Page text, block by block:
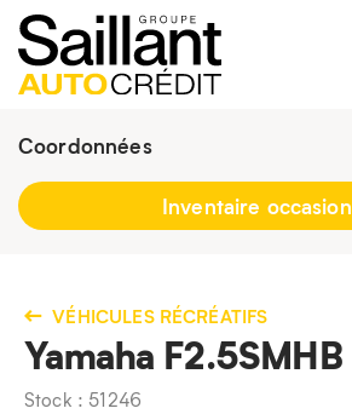
Coordonnées
Fermé : jeudi9h - 19h
418 659-6431
Inventaire occasion
VÉHICULES RÉCRÉATIFS
Yamaha F2.5SMHB
Stock : 51246